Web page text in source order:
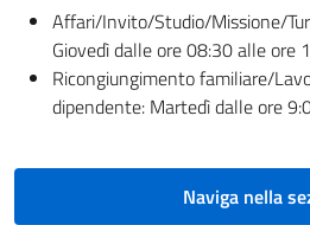
Affari/Invito/Studio/Missione/
Giovedì dalle ore 08:30 alle ore
Ricongiungimento familiare/
dipendente: Martedì dalle ore
Naviga nella